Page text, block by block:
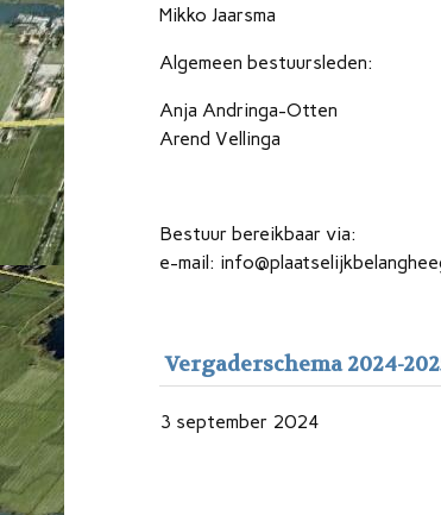
Mikko Jaarsma
Algemeen bestuursleden:
Anja Andringa-Otten
Arend Vellinga
Bestuur bereikbaar via:
e-mail:
Vergaderschema 2024-
3 september 2024